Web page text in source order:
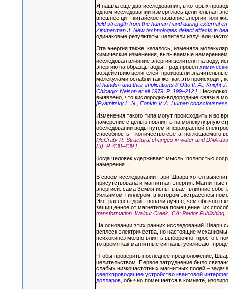
Я нашла еще два исследования, в которых
одном исследовании измерялась целительная
внешнее ци – китайское название энергии, или
field strength from the human hand during external
Zimmerman J. New technologies detect effects in
одинаковые результаты: целители излучали
Эта энергия также, казалось, изменяла
химические изменения, вызываемые
исследовал влияние энергии целителя на воду,
энергию на образцы воды, Град провел
воздействию целителей, произошли
молекулами ослабли так же, как это происходит,
of hands» and their implications // Otto II. A., Knight
Chicago: Nelson et all 1979. P. 199–212.].
выявлено, что кислородно-водородные связи в
[Pyatnitsky L. N., Fonkin V. A. Human
Изменения такого типа могут происходить и во
намерение с целью повлиять на молекулярную
обследовании воды путем инфракрасной
способность – количество света, поглощаемого
McCratv R. Structural changes in water and DNA
(3). P. 438–439.].
Когда человек удерживает мысль, полностью
намерения.
В своем исследовании Гэри Шварц хотел
присутствовала и магнитная энергия.
энергией: сама Земля испытывает влияние
Уильямом Тиллером, в котором экстрасенсы
Экстрасенсы действовали лучше, чем обычно в
защищенное от магнетизма помещение, их
transformation. Walnut Creek, CA: Pavior Publishing,
На основании этих ранних исследований Шварц
всплеск электричества, но настоящие
психокинез можно влиять выборочно, просто с
то время как магнитные сигналы усиливают
Чтобы проверить последнее предположение,
целительством. Первое затруднение было
слабых низкочастотных магнитных полей –
сверхпроводящее устройство квантовой
долларов, обычно помещается в комнате,